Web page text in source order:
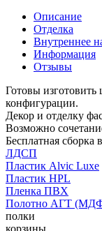
Описание
Отделка
Внутреннее
Информация
Отзывы
Готовы
конфигурации.
Декор и отделку
Возможно
Бесплатная сборка
ЛДСП
Пластик Alvic Luxe
Пластик HPL
Пленка ПВХ
Полотно АГТ
полки
корзины